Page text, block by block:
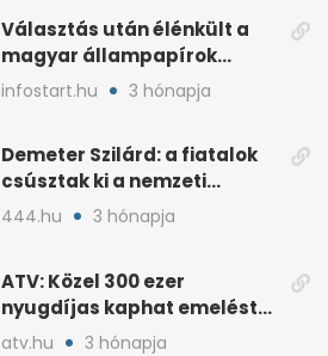
Választás után élénkült a
magyar állampapírok
lakossági értékesítése
infostart.hu 3 hónapja
Demeter Szilárd: a fiatalok
csúsztak ki a nemzeti
kultúrából
444.hu 3 hónapja
ATV: Közel 300 ezer
nyugdíjas kaphat emelést
idén a Tisza terve szerint
atv.hu 3 hónapja